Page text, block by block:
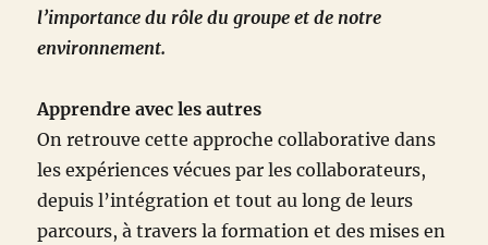
l’importance du rôle du groupe et de notre
environnement.
Apprendre avec les autres
On retrouve cette approche collaborative dans
les expériences vécues par les collaborateurs,
depuis l’intégration et tout au long de leurs
parcours, à travers la formation et des mises en